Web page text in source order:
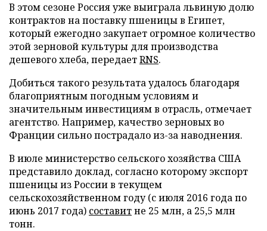
В этом сезоне Россия уже выиграла львиную долю
контрактов на поставку пшеницы в Египет,
который ежегодно закупает огромное количество
этой зерновой культуры для производства
дешевого хлеба, передаетRNS.
Добиться такого результата удалось благодаря
благоприятным погодным условиям и
значительным инвестициям в отрасль, отмечает
агентство. Например, качество зерновых во
Франции сильно пострадало из-за наводнения.
В июле министерство сельского хозяйства США
представило доклад, согласно которому экспорт
пшеницы из России в текущем
сельскохозяйственном году (с июля 2016 года по
июнь 2017 года) составитне 25 млн, а 25,5 млн
тонн.